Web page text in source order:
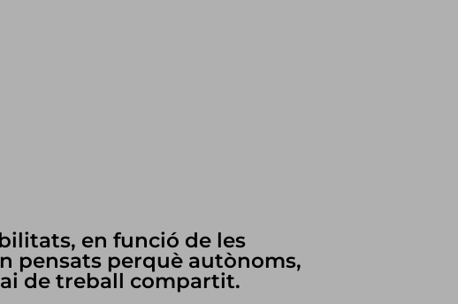
en funció de les
pensats perquè autònoms,
de treball compartit.